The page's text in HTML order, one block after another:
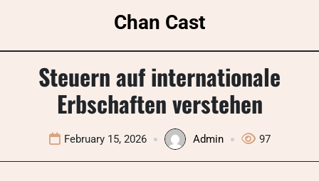
Chan Cast
Steuern auf internationale
Erbschaften verstehen
February 15, 2026 Admin 97